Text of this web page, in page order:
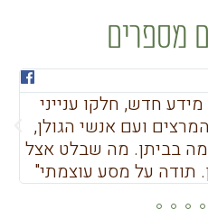
מספרים
חדש, חלקו ענייני
ועם אנשי הגולן,
בביתן. מה שבלט אצל
תודה על מסע עוצמתי"